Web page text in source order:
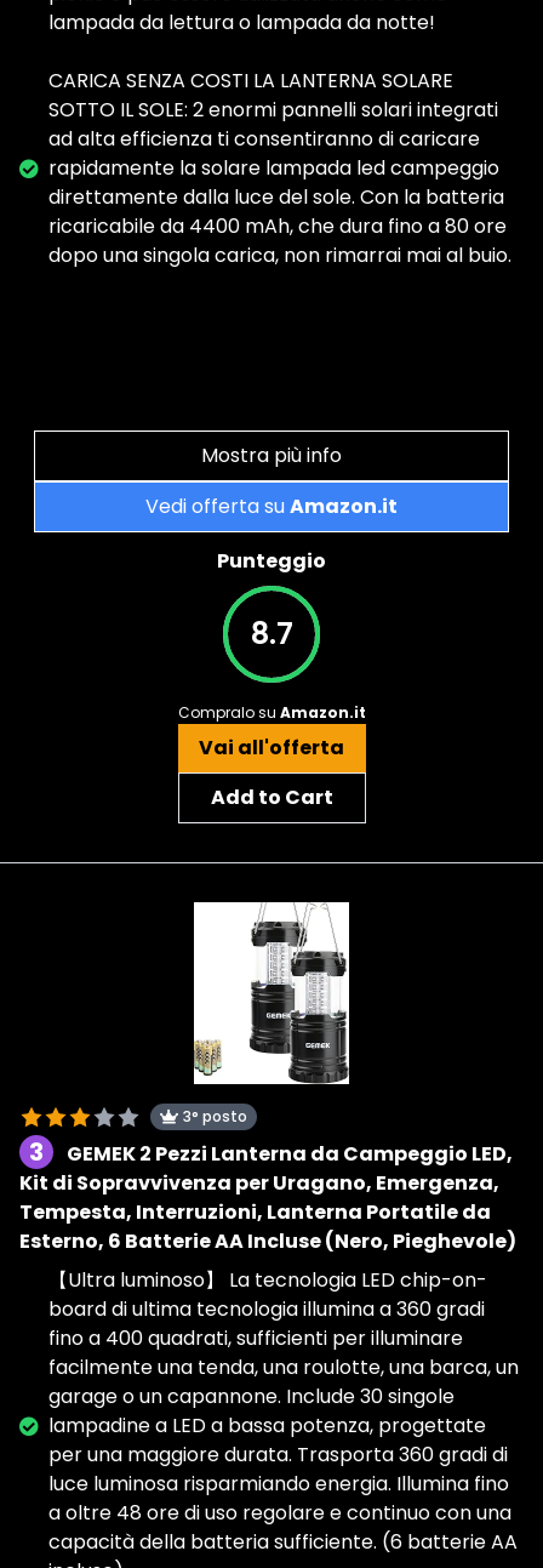
lampada da lettura o lampada da notte!
CARICA SENZA COSTI LA LANTERNA SOLARE
SOTTO IL SOLE: 2 enormi pannelli solari integrati
ad alta efficienza ti consentiranno di caricare
rapidamente la solare lampada led campeggio
direttamente dalla luce del sole. Con la batteria
ricaricabile da 4400 mAh, che dura fino a 80 ore
dopo una singola carica, non rimarrai mai al buio.
Mostra più info
Vedi offerta suAmazon.it
Punteggio
8.7
Compralo su Amazon.it
Vai all'offerta
Add to Cart
3° posto
3
GEMEK 2 Pezzi Lanterna da Campeggio LED,
Kit di Sopravvivenza per Uragano, Emergenza,
Tempesta, Interruzioni, Lanterna Portatile da
Esterno, 6 Batterie AA Incluse (Nero, Pieghevole)
【Ultra luminoso】 La tecnologia LED chip-on-
board di ultima tecnologia illumina a 360 gradi
fino a 400 quadrati, sufficienti per illuminare
facilmente una tenda, una roulotte, una barca, un
garage o un capannone. Include 30 singole
lampadine a LED a bassa potenza, progettate
per una maggiore durata. Trasporta 360 gradi di
luce luminosa risparmiando energia. Illumina fino
a oltre 48 ore di uso regolare e continuo con una
capacità della batteria sufficiente. (6 batterie AA